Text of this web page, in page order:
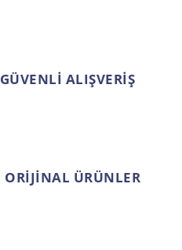
GÜVENLİ ALIŞVERİŞ
ORİJİNAL ÜRÜNLER